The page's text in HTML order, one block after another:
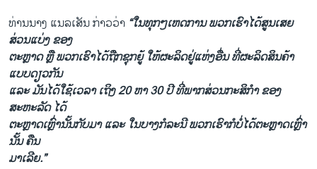
ທ່ານນາງ ແນລເສັນ ກ່າວວ່າ “ໃນທຸກໆເຫດການ ພວກເຮົາໄດ້ສູນເສຍ
ສ່ວນແບ່ງ ຂອງ
ຕະຫຼາດ ຫຼື ພວກເຮົາໄດ້ຖືກຊຸກຍູ້ ໃຫ້ຜະລິດຢູ່ແຫ່ງອື່ນ ທີ່ຜະລິດສິນຄ້າ
ແບບດຽວກັນ
ແລະ ມັນໄດ້ໃຊ້ເວລາ ເຖິງ 20 ຫາ 30 ປີ ທີ່ພາກສ່ວນກະສິກຳ ຂອງ
ສະຫະລັດ ໄດ້
ຕະຫຼາດເຫຼົ່ານັ້ນກັບມາ ແລະ ໃນບາງກໍລະນີ ພວກເຮົາກໍບໍ່ໄດ້ຕະຫຼາດເຫຼົ່າ
ນັ້ນ ຄືນ
ມາເລີຍ.”